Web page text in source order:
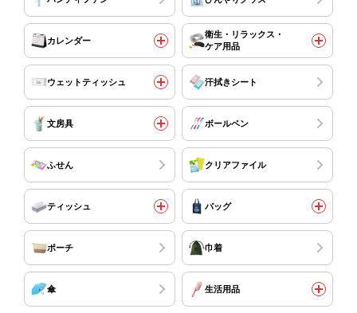
カレンダー
衛生・リラックス・
ケア用品
ウェットティッシュ 汗拭きシート
文房具 ボールペン
ふせん クリアファイル
ティッシュ バッグ
ポーチ 巾着
傘 生活用品